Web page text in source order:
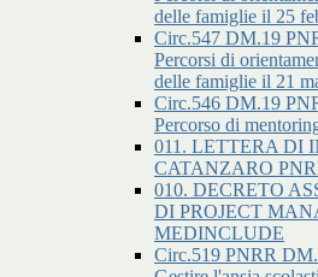
delle famiglie il 25
Circ.547 DM.19
Percorsi di
delle famiglie il 21
Circ.546 DM.19
Percorso di
011. LETTERA DI
CATANZARO
010. DECRETO
DI PROJECT
MEDINCLUDE
Circ.519 PNRR